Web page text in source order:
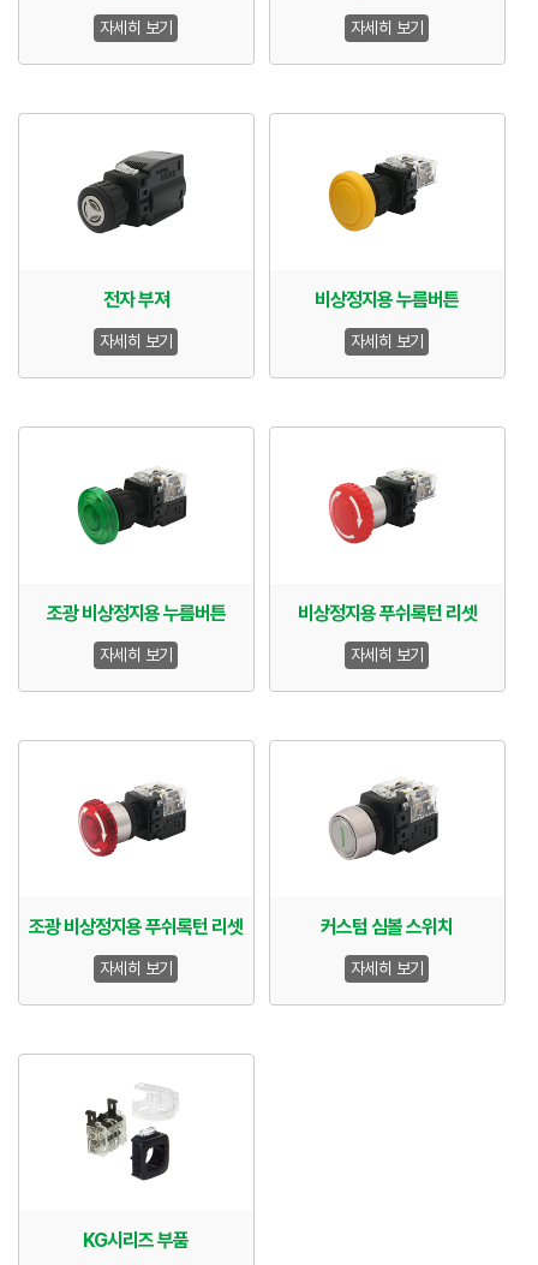
자세히 보기 자세히 보기
전자 부져
자세히 보기
비상정지용 누름버튼
자세히 보기
조광 비상정지용 누름버튼
자세히 보기
비상정지용 푸쉬록턴 리셋
자세히 보기
조광 비상정지용 푸쉬록턴 리셋
자세히 보기
커스텀 심볼 스위치
자세히 보기
KG시리즈 부품